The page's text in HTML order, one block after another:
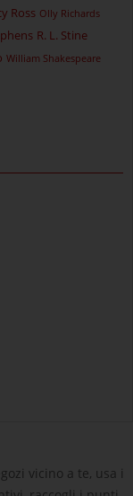
Ross Olly Richards
R. L. Stine
William Shakespeare
vicino a te, usa i